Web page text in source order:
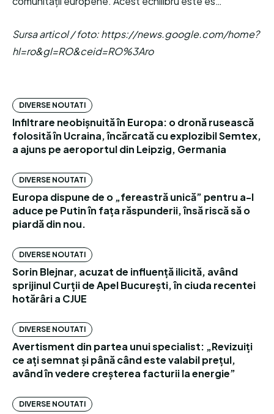
Sursa articol / foto: https://news.google.com/home?
hl=ro&gl=RO&ceid=RO%3Aro
DIVERSE NOUTATI
Infiltrare neobișnuită în Europa: o dronă rusească
folosită în Ucraina, încărcată cu explozibil Semtex,
a ajuns pe aeroportul din Leipzig, Germania
DIVERSE NOUTATI
Europa dispune de o „fereastră unică” pentru a-l
aduce pe Putin în fața răspunderii, însă riscă să o
piardă din nou.
DIVERSE NOUTATI
Sorin Blejnar, acuzat de influență ilicită, având
sprijinul Curții de Apel București, în ciuda recentei
hotărâri a CJUE
DIVERSE NOUTATI
Avertisment din partea unui specialist: „Revizuiți
ce ați semnat și până când este valabil prețul,
având în vedere creșterea facturii la energie”
DIVERSE NOUTATI